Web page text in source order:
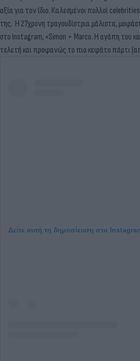
αξία για τον ίδιο. Καλεσμένοι πολλοί
της. Η 27χρονη τραγουδίστρια μάλιστα,
στο Instagram, «Simon + Marco. Η αγάπη του
τελετή και προφανώς το πιο κεφάτο πάρτι
Δείτε αυτή τη δημοσίευση στο